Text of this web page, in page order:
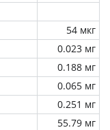
54 мкг
0.023 мг
0.188 мг
0.065 мг
0.251 мг
55.79 мг